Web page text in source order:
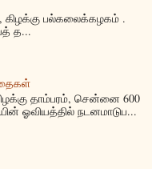
, கிழக்கு பல்கலைக்கழகம் .
த...
தாம்பரம், சென்னை 600
ஓவியத்தில் நடனமாடுப...